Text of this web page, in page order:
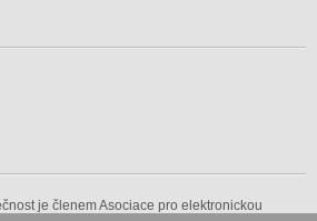
je členem Asociace pro elektronickou